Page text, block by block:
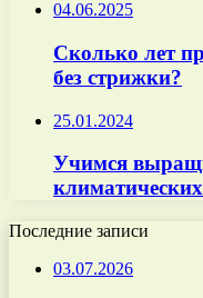
04.06.2025
Сколько лет
без стрижки?
25.01.2024
Учимся
Последние записи
03.07.2026